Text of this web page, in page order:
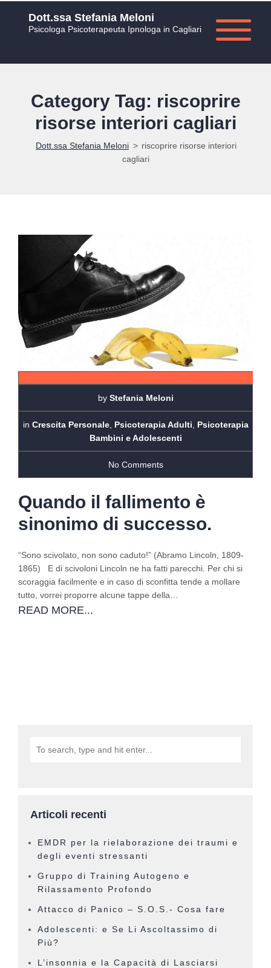
Dott.ssa Stefania Meloni
Psicologa Psicoterapeuta Ipnologa in Cagliari
Category Tag: riscoprire
risorse interiori cagliari
Dott.ssa Stefania Meloni > riscoprire risorse interiori
cagliari
by Stefania Meloni
in Crescita Personale, Psicoterapia Adulti
Psicoterapia
Bambini e Adolescenti
No Comments
Quando il fallimento è
sinonimo di successo.
“Sono scivolato, non sono caduto!” (Abramo Lincoln, 1809-
1865) E di scivoloni Lincoln ne ha fatti parecchi. Per chi si
scoraggia facilmente e in caso di sconfitta tende a mollare
tutto, vorrei proporre alcune tappe della…
READ MORE...
Articoli recenti
EMDR per la rielaborazione dei traumi e
degli eventi stressanti
Gruppo di Training Autogeno e
Rilassamento Profondo
Attacco di Panico – S.O.S.- Cosa fare
Adolescenti: e Se Li Ascoltassimo di
Più?
L’insonnia e la Capacità di Lasciarsi